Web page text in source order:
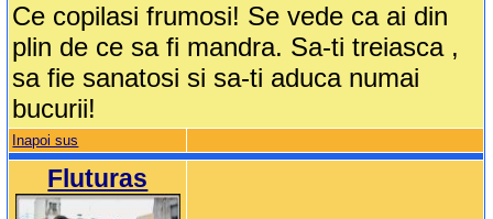
Ce copilasi frumosi! Se vede ca ai din
plin de ce sa fi mandra. Sa-ti treiasca ,
sa fie sanatosi si sa-ti aduca numai
bucurii!
Inapoi sus
Fluturas